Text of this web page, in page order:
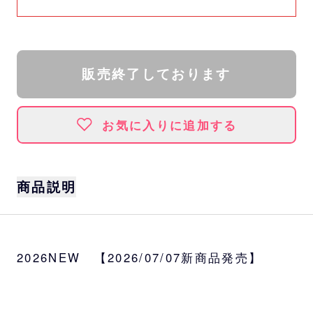
販売終了しております
お気に入りに追加する
商品説明
リバーシブル仕様の両面デザインになってお
2026NEW 【2026/07/07新商品発売】